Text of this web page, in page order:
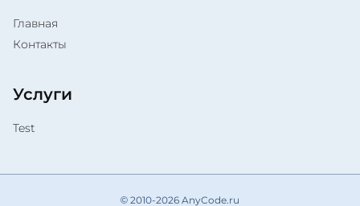
Главная
Контакты
Услуги
Test
© 2010-2026 AnyCode.ru